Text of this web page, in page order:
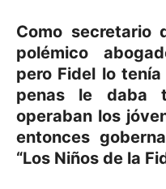
Como secretario
polémico
pero Fidel lo
penas le daba
operaban los
entonces
“Los Niños de la